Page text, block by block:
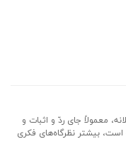
معمولاً جای ردّ و اثبات و
بیشتر نظرگاه‌های فکری